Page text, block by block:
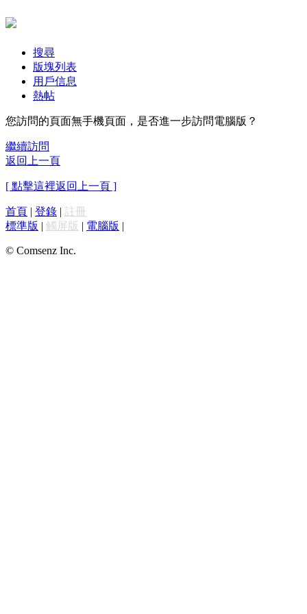
搜尋
版塊列表
用戶信息
熱帖
您訪問的頁面無手機頁面，是否進一步訪問電腦版？
繼續訪問
返回上一頁
[ 點擊這裡返回上一頁 ]
首頁 | 登錄 | 註冊
標準版 | 觸屏版 | 電腦版 |
© Comsenz Inc.